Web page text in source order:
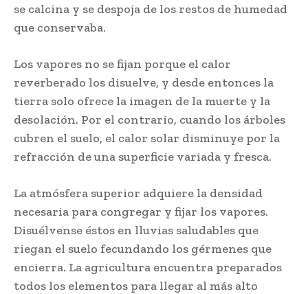
se calcina y se despoja de los restos de humedad
que conservaba.
Los vapores no se fijan porque el calor
reverberado los disuelve, y desde entonces la
tierra solo ofrece la imagen de la muerte y la
desolación. Por el contrario, cuando los árboles
cubren el suelo, el calor solar disminuye por la
refracción de una superficie variada y fresca.
La atmósfera superior adquiere la densidad
necesaria para congregar y fijar los vapores.
Disuélvense éstos en lluvias saludables que
riegan el suelo fecundando los gérmenes que
encierra. La agricultura encuentra preparados
todos los elementos para llegar al más alto